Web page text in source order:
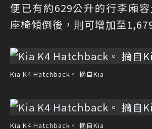
便已有約629公升的行李廂
座椅傾倒後，則可增加至
Kia K4 Hatchback。 摘自Kia
Kia K4 Hatchback。 摘自Kia